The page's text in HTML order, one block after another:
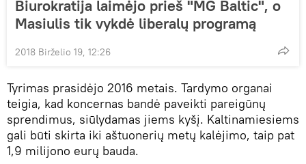
Biurokratija laimėjo prieš "MG Baltic", o
Masiulis tik vykdė liberalų programą
2018 Birželio 19, 12:26
Tyrimas prasidėjo 2016 metais. Tardymo organai
teigia, kad koncernas bandė paveikti pareigūnų
sprendimus, siūlydamas jiems kyšį. Kaltinamiesiems
gali būti skirta iki aštuonerių metų kalėjimo, taip pat
1,9 milijono eurų bauda.